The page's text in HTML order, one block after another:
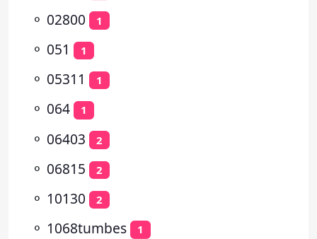
⚬ 02800 1
⚬ 051 1
⚬ 05311 1
⚬ 064 1
⚬ 06403 2
⚬ 06815 2
⚬ 10130 2
⚬ 1068tumbes 1